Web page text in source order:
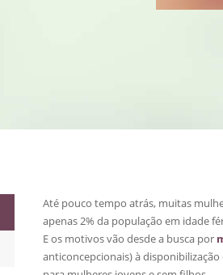
Até pouco tempo atrás, muitas
apenas 2% da população em idade
E os motivos vão desde a busca por
anticoncepcionais) à